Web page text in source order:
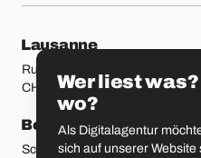
unsere
Lausanne
Rue Etraz 4
CH-1003 Lausanne
Bern
Schmiedenplatz 5
Wer liest was?
wo?
Als Digitalagentur
sich auf unserer